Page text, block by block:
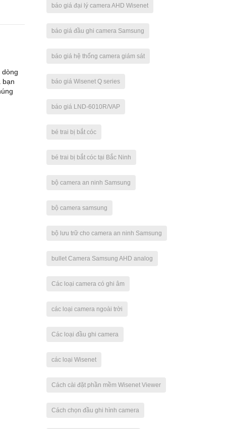
bạn
báo giá đại lý camera AHD Wisenet
báo giá đầu ghi camera Samsung
báo giá hệ thống camera giám sát
báo giá Wisenet Q series
báo giá LND-6010R/VAP
bé trai bị bắt cóc
bé trai bị bắt cóc tại Bắc Ninh
bộ camera an ninh Samsung
bộ camera samsung
bộ lưu trữ cho camera an ninh Samsung
bullet Camera Samsung AHD analog
Các loại camera có ghi âm
các loại camera ngoài trời
Các loại đầu ghi camera
các loại Wisenet
Cách cài đặt phần mềm Wisenet Viewer
Cách chọn đầu ghi hình camera